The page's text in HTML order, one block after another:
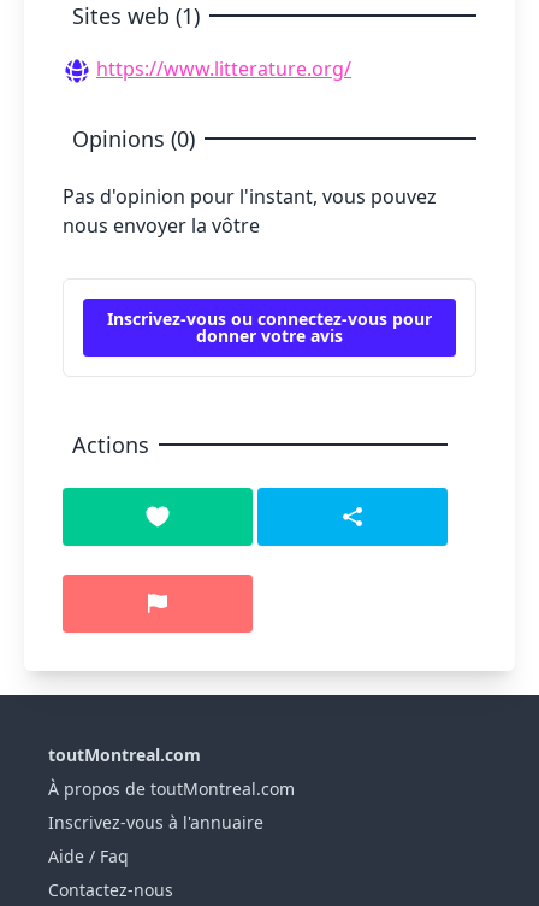
Sites web (1)
https://www.litterature.org/
Opinions (0)
Pas d'opinion pour l'instant, vous pouvez
nous envoyer la vôtre
Inscrivez-vous ou connectez-vous pour
donner votre avis
Actions
toutMontreal.com
À propos de toutMontreal.com
Inscrivez-vous à l'annuaire
Aide / Faq
Contactez-nous